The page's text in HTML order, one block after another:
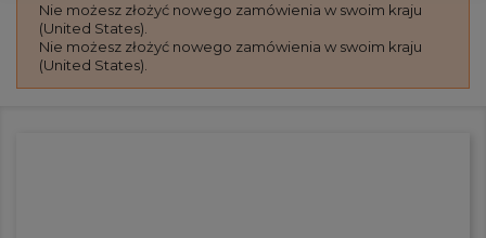
Nie możesz złożyć nowego zamówienia w swoim kraju
(United States).
Nie możesz złożyć nowego zamówienia w swoim kraju
(United States).